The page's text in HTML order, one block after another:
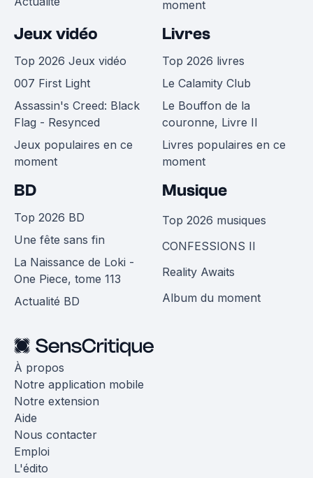
moment
Jeux vidéo
Top 2026 Jeux vidéo
007 First Light
Assassin's Creed: Black
Flag - Resynced
Jeux populaires en ce
moment
Livres
Top 2026 livres
Le Calamity Club
Le Bouffon de la
couronne, Livre II
Livres populaires en ce
moment
BD
Top 2026 BD
Une fête sans fin
La Naissance de Loki -
One Piece, tome 113
Actualité BD
Musique
Top 2026 musiques
CONFESSIONS II
Reality Awaits
Album du moment
À propos
Notre application mobile
Notre extension
Aide
Nous contacter
Emploi
L'édito